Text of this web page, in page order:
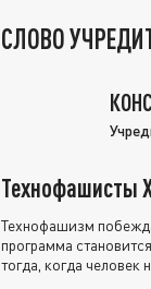
СЛОВО
Технофашисты
Технофашизм
программа
тогда, когда человек